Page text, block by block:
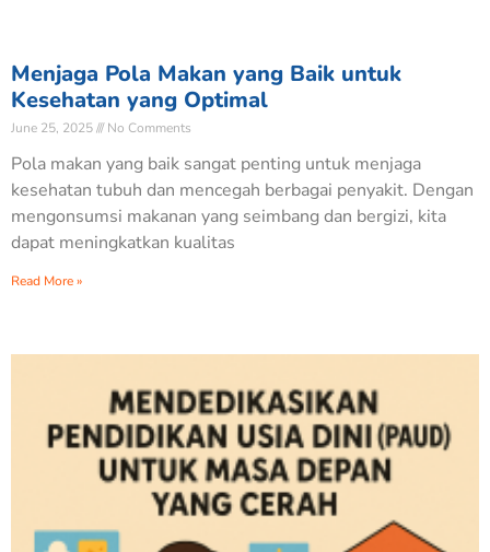
Menjaga Pola Makan yang Baik untuk
Kesehatan yang Optimal
June 25, 2025 No Comments
Pola makan yang baik sangat penting untuk menjaga
kesehatan tubuh dan mencegah berbagai penyakit. Dengan
mengonsumsi makanan yang seimbang dan bergizi, kita
dapat meningkatkan kualitas
Read More »